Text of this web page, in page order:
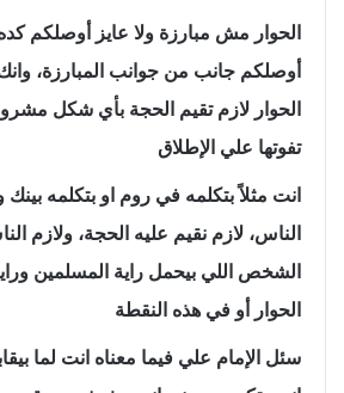
الحوار مش مبارزة ولا عايز أوصلكم
أوصلكم جانب من جوانب المبارزة،
الحوار لازم تقيم الحجة بأي شكل
تفوتها علي الإطلاق
انت مثلاً بتكلمه في روم او بتكلمه
الناس، لازم نقيم عليه الحجة، ولازم
الشخص اللي بيحمل راية المسلمين
الحوار أو في هذه النقطة
سئل الإمام علي فيما معناه انت لما